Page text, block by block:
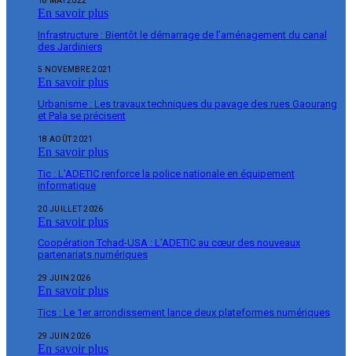
En savoir plus
Infrastructure : Bientôt le démarrage de l’aménagement du canal
des Jardiniers
5 NOVEMBRE 2021
En savoir plus
Urbanisme : Les travaux techniques du pavage des rues Gaourang
et Pala se précisent
18 AOÛT 2021
En savoir plus
Tic : L’ADETIC renforce la police nationale en équipement
informatique
20 JUILLET 2026
En savoir plus
Coopération Tchad-USA : L’ADETIC au cœur des nouveaux
partenariats numériques
29 JUIN 2026
En savoir plus
Tics : Le 1er arrondissement lance deux plateformes numériques
29 JUIN 2026
En savoir plus